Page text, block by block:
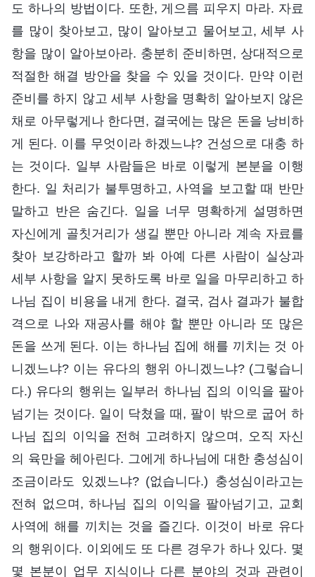
도 하나의 방법이다. 또한, 게으름 피우지 마라. 자료
를 많이 찾아보고, 많이 알아보고 물어보고, 세부 사
항을 많이 알아보아라. 충분히 준비하면, 상대적으로
적절한 해결 방안을 찾을 수 있을 것이다. 만약 이런
준비를 하지 않고 세부 사항을 명확히 알아보지 않은
채로 아무렇게나 한다면, 결국에는 많은 돈을 낭비하
게 된다. 이를 무엇이라 하겠느냐? 건성으로 대충 하
는 것이다. 일부 사람들은 바로 이렇게 본분을 이행
한다. 일 처리가 불투명하고, 사역을 보고할 때 반만
말하고 반은 숨긴다. 일을 너무 명확하게 설명하면
자신에게 골칫거리가 생길 뿐만 아니라 계속 자료를
찾아 보강하라고 할까 봐 아예 다른 사람이 실상과
세부 사항을 알지 못하도록 바로 일을 마무리하고 하
나님 집이 비용을 내게 한다. 결국, 검사 결과가 불합
격으로 나와 재공사를 해야 할 뿐만 아니라 또 많은
돈을 쓰게 된다. 이는 하나님 집에 해를 끼치는 것 아
니겠느냐? 이는 유다의 행위 아니겠느냐? (그렇습니
다.) 유다의 행위는 일부러 하나님 집의 이익을 팔아
넘기는 것이다. 일이 닥쳤을 때, 팔이 밖으로 굽어 하
나님 집의 이익을 전혀 고려하지 않으며, 오직 자신
의 육만을 헤아린다. 그에게 하나님에 대한 충성심이
조금이라도 있겠느냐? (없습니다.) 충성심이라고는
전혀 없으며, 하나님 집의 이익을 팔아넘기고, 교회
사역에 해를 끼치는 것을 즐긴다. 이것이 바로 유다
의 행위이다. 이외에도 또 다른 경우가 하나 있다. 몇
몇 본분이 업무 지식이나 다른 분야의 것과 관련이